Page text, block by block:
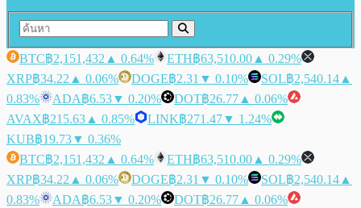
BTC฿2,151,432 ▲ 0.64% ETH฿63,510.00 ▲ 0.29%
XRP฿34.22 ▲ 0.06% DOGE฿2.31 ▼ 0.10% SOL฿2,540.14 ▲
0.83%
ADA฿6.53▼ 0.20% DOT฿26.77 ▲ 0.06%
AVAX฿215.63 ▲ 0.85% LINK฿271.47▼ 1.24%
KUB฿19.73▼ 0.36%
BTC฿2,151,432 ▲ 0.64% ETH฿63,510.00 ▲ 0.29%
XRP฿34.22 ▲ 0.06% DOGE฿2.31 ▼ 0.10% SOL฿2,540.14 ▲
0.83%
ADA฿6.53▼ 0.20% DOT฿26.77 ▲ 0.06%